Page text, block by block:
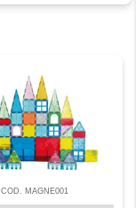
COD. MAGNE001